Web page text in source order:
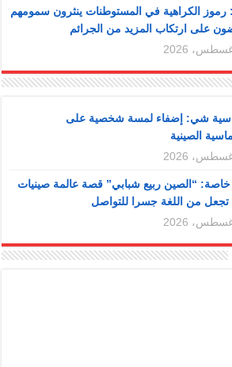
رموز الكراهية في المستوطنات ينثرون سمومهم
على ارتكاب المزيد من الجرائم
شي: إضفاء لمسة شخصية على
الصينية
خاصة: “الصين ربيع شبابي” قصة عالمة صينيات
تجعل من اللغة جسرا للتواصل